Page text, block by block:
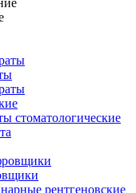
стоматологические